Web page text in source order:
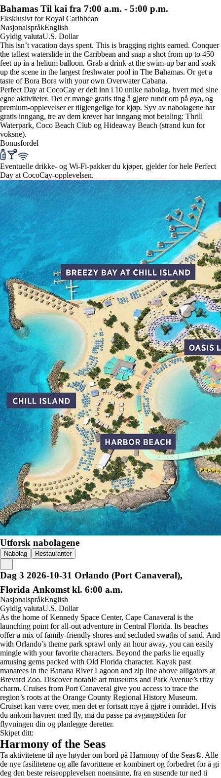
Bahamas Til kai fra 7:00 a.m. - 5:00 p.m.
Eksklusivt for Royal Caribbean
NasjonalspråkEnglish
Gyldig valutaU.S. Dollar
This isn’t vacation days spent. This is bragging rights earned. Conquer
the tallest waterslide in the Caribbean and snap a shot from up to 450
feet up in a helium balloon. Grab a drink at the swim-up bar and soak
up the scene in the largest freshwater pool in The Bahamas. Or get a
taste of Bora Bora with your own Overwater Cabana.
Perfect Day at CocoCay er delt inn i 10 unike nabolag, hvert med sine
egne aktiviteter. Det er mange gratis ting å gjøre rundt om på øya, og
premium-opplevelser er tilgjengelige for kjøp. Syv av nabolagene har
gratis inngang, tre av dem krever har inngang mot betaling: Thrill
Waterpark, Coco Beach Club og Hideaway Beach (strand kun for
voksne).
Bonusfordel
Eventuelle drikke- og Wi-Fi-pakker du kjøper, gjelder for hele Perfect
Day at CocoCay-opplevelsen.
Utforsk nabolagene
Nabolag Restauranter
Dag 3 2026-10-31 Orlando (Port Canaveral),
Florida Ankomst kl. 6:00 a.m.
NasjonalspråkEnglish
Gyldig valutaU.S. Dollar
As the home of Kennedy Space Center, Cape Canaveral is the
launching point for all-out adventure in Central Florida. Its beaches
offer a mix of family-friendly shores and secluded swaths of sand. And
with Orlando’s theme park sprawl only an hour away, you can easily
mingle with your favorite characters. Beyond the parks lie equally
amusing gems packed with Old Florida character. Kayak past
manatees in the Banana River Lagoon and zip line above alligators at
Brevard Zoo. Discover notable art museums and Park Avenue’s ritzy
charm. Cruises from Port Canaveral give you access to trace the
region’s roots at the Orange County Regional History Museum.
Cruiset kan være over, men det er fortsatt mye å gjøre i området. Hvis
du ankom havnen med fly, må du passe på avgangstiden for
flyvningen din og planlegge deretter.
Skipet ditt:
Harmony of the Seas
Ta aktivitetene til nye høyder om bord på Harmony of the Seas®. Alle
de nye fasilitetene og alle favorittene er kombinert og forbedret for å gi
deg den beste reiseopplevelsen noensinne, fra en susende tur ned ti